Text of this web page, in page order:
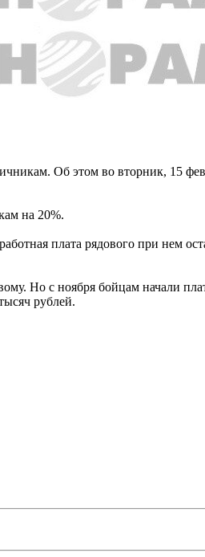
Об этом во вторник, 15
на 20%.
плата рядового при нем
Но с ноября бойцам начали
рублей.